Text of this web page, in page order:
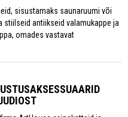
sisustamaks saunaruumi või
stiilseid antiikseid valamukappe ja
omades vastavat